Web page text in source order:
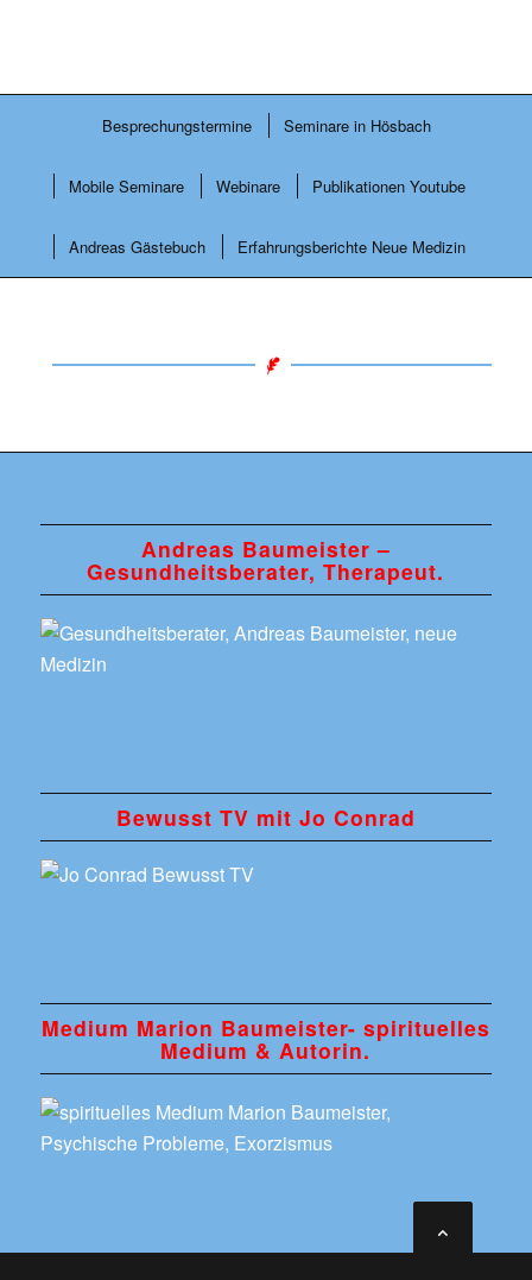
Besprechungstermine Seminare in Hösbach
Mobile Seminare Webinare Publikationen Youtube
Andreas Gästebuch Erfahrungsberichte Neue Medizin
Andreas Baumeister –
Gesundheitsberater, Therapeut.
Bewusst TV mit Jo Conrad
Medium Marion Baumeister- spirituelles
Medium & Autorin.